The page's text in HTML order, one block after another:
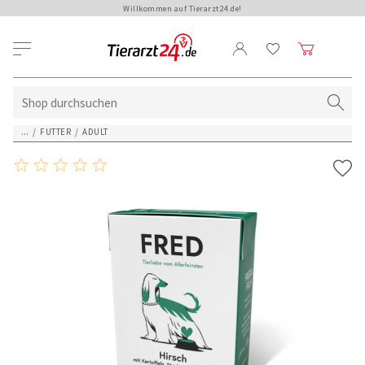
Willkommen auf Tierarzt24.de!
... / FUTTER / ADULT